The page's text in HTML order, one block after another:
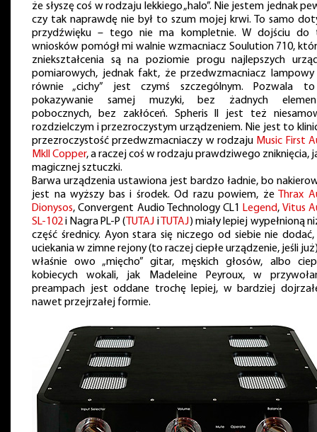
że słyszę coś w rodzaju lekkiego „halo”. Nie jestem jednak
czy tak naprawdę nie był to szum mojej krwi. To samo
przydźwięku – tego nie ma kompletnie. W dojściu do
wniosków pomógł mi walnie wzmacniacz Soulution 710,
zniekształcenia są na poziomie progu najlepszych
pomiarowych, jednak fakt, że przedwzmacniacz
równie „cichy” jest czymś szczególnym. Pozwala
pokazywanie samej muzyki, bez żadnych
pobocznych, bez zakłóceń. Spheris II jest też
rozdzielczym i przezroczystym urządzeniem. Nie jest to
przezroczystość przedwzmacniaczy w rodzaju Music First
MkII Copper, a raczej coś w rodzaju prawdziwego zniknięcia,
magicznej sztuczki.
Barwa urządzenia ustawiona jest bardzo ładnie, bo
jest na wyższy bas i środek. Od razu powiem, że
Thrax
Dionysos, Convergent Audio Technology CL1 Legend, Vitus
SL-102i Nagra PL-P ( TUTAJ i TUTAJ) miały lepiej wypełnioną
część średnicy. Ayon stara się niczego od siebie nie
uciekania w zimne rejony (to raczej ciepłe urządzenie, jeśli
właśnie owo „mięcho” gitar, męskich głosów, albo
kobiecych wokali, jak Madeleine Peyroux, w
preampach jest oddane trochę lepiej, w bardziej
nawet przejrzałej formie.